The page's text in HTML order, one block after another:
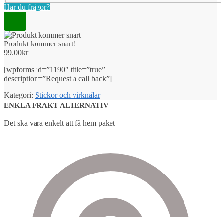
Har du frågor?
Produkt kommer snart!
99.00kr
[wpforms id=”1190″ title=”true”
description=”Request a call back”]
Kategori: Stickor och virknålar
ENKLA FRAKT ALTERNATIV
Det ska vara enkelt att få hem paket